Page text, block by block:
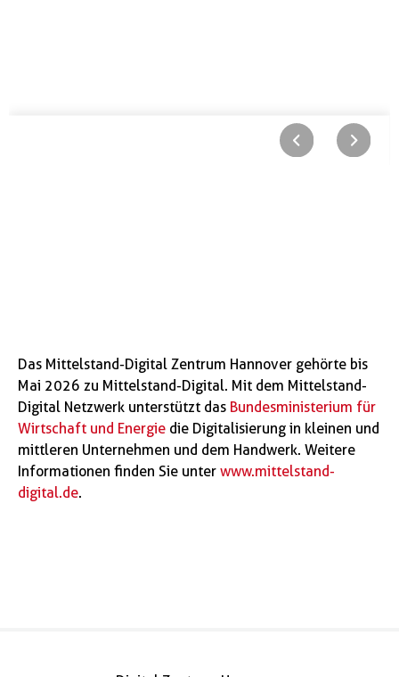
Das Mittelstand-Digital Zentrum Hannover gehörte bis
Mai 2026 zu Mittelstand-Digital. Mit dem Mittelstand-
Digital Netzwerk unterstützt das Bundesministerium für
Wirtschaft und Energie die Digitalisierung in kleinen und
mittleren Unternehmen und dem Handwerk. Weitere
Informationen finden Sie unter www.mittelstand-
digital.de.